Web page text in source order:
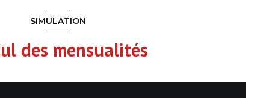
SIMULATION
des mensualités